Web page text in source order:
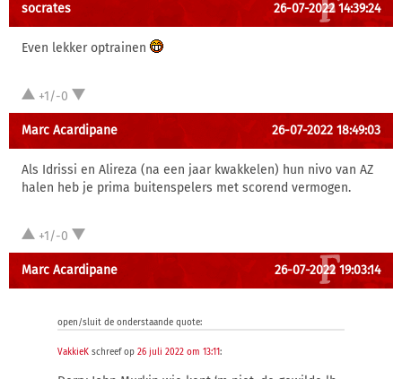
socrates 26-07-2022 14:39:24
Even lekker optrainen
+1/-0
Marc Acardipane 26-07-2022 18:49:03
Als Idrissi en Alireza (na een jaar kwakkelen) hun nivo van AZ
halen heb je prima buitenspelers met scorend vermogen.
+1/-0
Marc Acardipane 26-07-2022 19:03:14
open/sluit de onderstaande quote:
VakkieK schreef op 26 juli 2022 om 13:11: